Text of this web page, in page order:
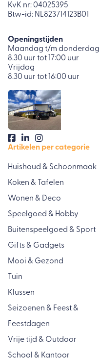
KvK nr: 04025395
Btw-id: NL823714123B01
Openingstijden
Maandag t/m donderdag
8.30 uur tot 17:00 uur
Vrijdag
8.30 uur tot 16:00 uur
Artikelen per categorie
Huishoud & Schoonmaak
Koken & Tafelen
Wonen & Deco
Speelgoed & Hobby
Buitenspeelgoed & Sport
Gifts & Gadgets
Mooi & Gezond
Tuin
Klussen
Seizoenen & Feest &
Feestdagen
Vrije tijd & Outdoor
School & Kantoor